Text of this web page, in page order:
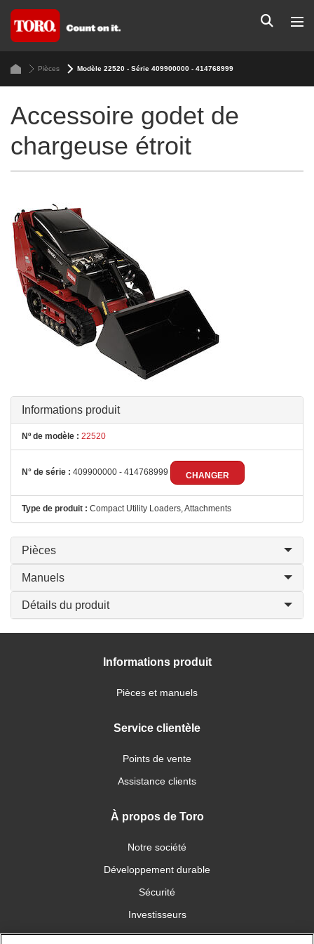
Pièces Modèle 22520 - Série 409900000 - 414768999
Accessoire godet de
chargeuse étroit
Informations produit
Nº de modèle : 22520
N° de série : 409900000 - 414768999 CHANGER
Type de produit : Compact Utility Loaders, Attachments
Pièces
Manuels
Détails du produit
Informations produit
Pièces et manuels
Service clientèle
Points de vente
Assistance clients
À propos de Toro
Notre société
Développement durable
Sécurité
Investisseurs
Carrières